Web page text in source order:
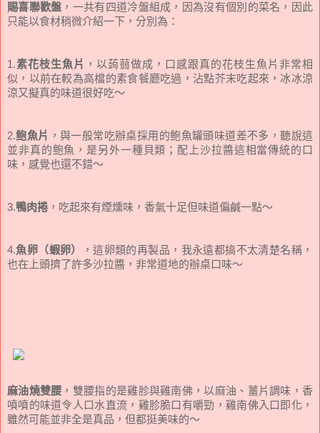
賜喜聯歡盤 ，一共有四道冷盤組成，因為沒有個別的菜名，因此
只能以食材稍微介紹一下，分別為：
1.素花枝生魚片 ，以蒟蒻做成，口感跟真的花枝生魚片非常相
似，以前在較為高檔的素食餐廳吃過，沾點芥末吃起來，冰冰涼
涼又擬真的味道很好吃～
2.鲍魚片 ，與一般常吃辦桌採用的鲍魚罐頭味道差不多，聽說這
並非真的鲍魚，是另外一種貝類；配上沙拉醬這相當傳統的口
味，感覺也還不錯～
3.鴨肉捲，吃起來有煙燻味，香氣十足但味道偏鹹一點～
4.魚卵（蝦卵）
，這卵類的再製品，我永遠都搞不太清楚名稱，
也在上頭擠了許多沙拉醬，非常道地的辦桌口味～
麻油燒雙腰 ，雙腰指的是雞胗與雞南佛，以麻油、薑片調味，香
噴噴的味道令人口水直流，雞胗脆口有嚼勁，雞南佛入口即化，
雖然可能並非全是真品，但都挺美味的～